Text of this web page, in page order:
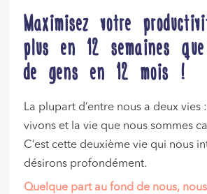
Maximisez votre
plus en 12 semaines
de gens en 12 mois !
La plupart d’entre nous a deux vies
vivons et la vie que nous sommes
C’est cette deuxième vie qui nous
désirons profondément.
Quelque part au fond de nous,